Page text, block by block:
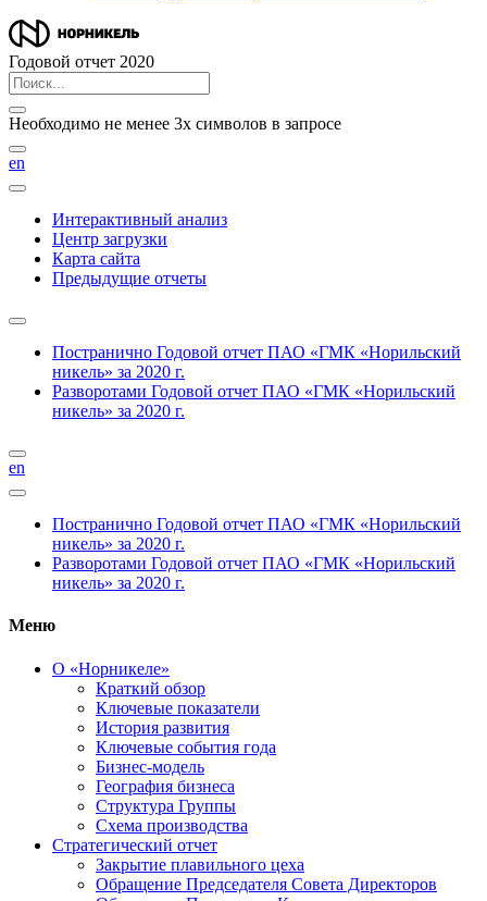
Годовой отчет 2020
Необходимо не менее 3х символов в запросе
en
Интерактивный анализ
Центр загрузки
Карта сайта
Предыдущие отчеты
Постранично Годовой отчет ПАО «ГМК «Норильский
никель» за 2020 г.
Разворотами Годовой отчет ПАО «ГМК «Норильский
никель» за 2020 г.
en
Постранично Годовой отчет ПАО «ГМК «Норильский
никель» за 2020 г.
Разворотами Годовой отчет ПАО «ГМК «Норильский
никель» за 2020 г.
Меню
О «Норникеле»
Краткий обзор
Ключевые показатели
История развития
Ключевые события года
Бизнес-модель
География бизнеса
Структура Группы
Схема производства
Стратегический отчет
Закрытие плавильного цеха
Обращение Председателя Совета Директоров